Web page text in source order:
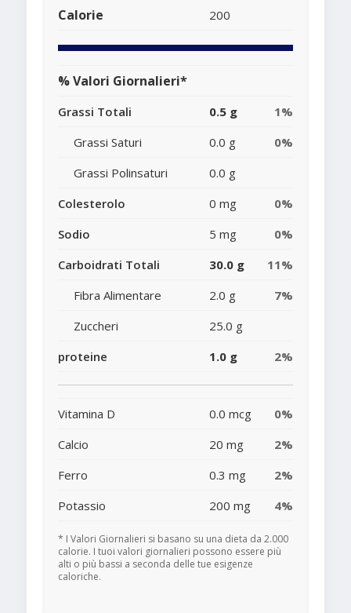
Calorie 200
% Valori Giornalieri*
Grassi Totali 0.5 g
1%
Grassi Saturi
0.0 g
0%
Grassi Polinsaturi
0.0 g
Colesterolo
0 mg
0%
Sodio
5 mg
0%
Carboidrati Totali
30.0 g
11%
Fibra Alimentare
2.0 g
7%
Zuccheri
25.0 g
proteine
1.0 g 2%
Vitamina D 0.0 mcg
0%
Calcio
20 mg
2%
Ferro
0.3 mg
2%
Potassio
200 mg 4%
* I Valori Giornalieri si basano su una dieta da 2.000
calorie. I tuoi valori giornalieri possono essere più
alti o più bassi a seconda delle tue esigenze
caloriche.